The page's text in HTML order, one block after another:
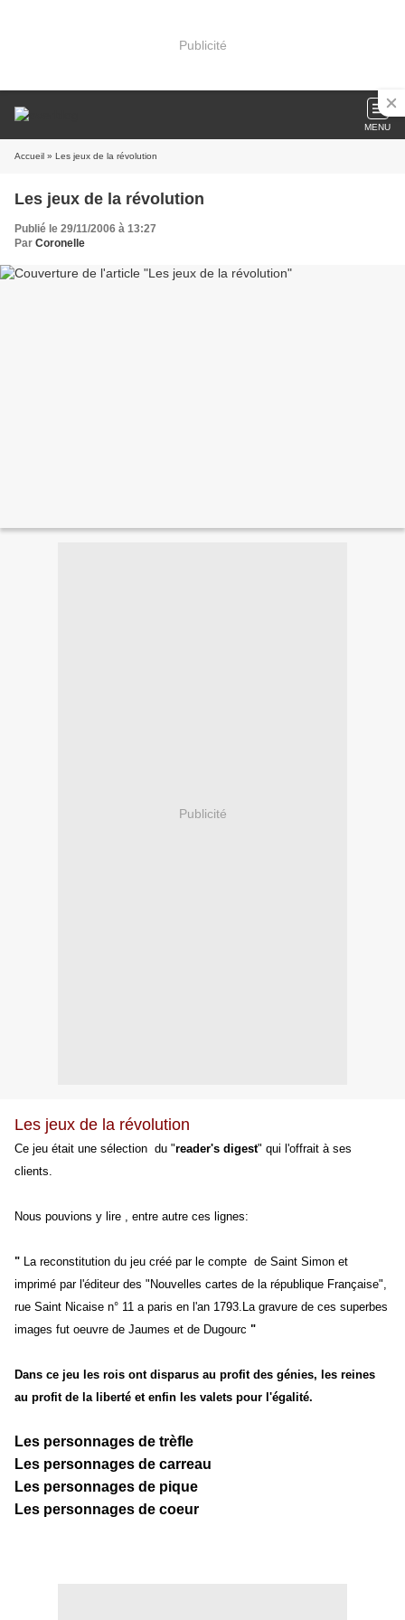
Publicité
MENU
Accueil » Les jeux de la révolution
Les jeux de la révolution
Publié le 29/11/2006 à 13:27
Par Coronelle
Publicité
Les jeux de la révolution
Ce jeu était une sélection du "reader's digest" qui l'offrait à ses
clients.
Nous pouvions y lire , entre autre ces lignes:
" La reconstitution du jeu créé par le compte de Saint Simon et
imprimé par l'éditeur des "Nouvelles cartes de la république Française",
rue Saint Nicaise n° 11 a paris en l'an 1793.La gravure de ces superbes
images fut oeuvre de Jaumes et de Dugourc "
Dans ce jeu les rois ont disparus au profit des génies, les reines
au profit de la liberté et enfin les valets pour l'égalité.
Les personnages de trèfle
Les personnages de carreau
Les personnages de pique
Les personnages de coeur